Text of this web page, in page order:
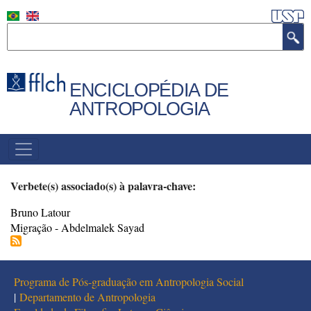
para
conteúdo
ENCICLOPÉDIA DE
ANTROPOLOGIA
MENU
PRINCIPAL
Verbete(s) associado(s) à palavra-chave:
Bruno Latour
Migração - Abdelmalek Sayad
Programa de Pós-graduação em Antropologia Social
| Departamento de Antropologia